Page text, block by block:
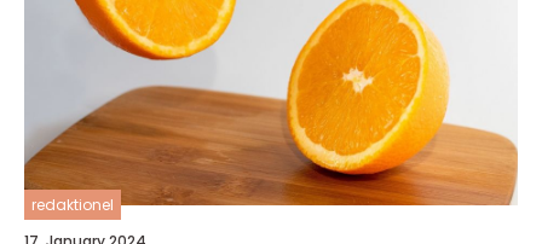
redaktionel